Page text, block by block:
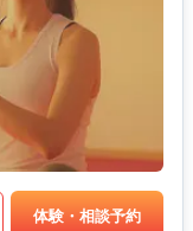
体験・相談予約